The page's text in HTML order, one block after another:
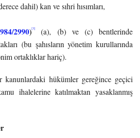
dahil) kan ve sıhri hısımları,
2990)[3]
(a), (b) ve (c) bentlerinde
(bu şahısların yönetim kurullarında
ortaklıklar hariç).
hükümler gereğince geçici
ihalelerine katılmaktan yasaklanmış